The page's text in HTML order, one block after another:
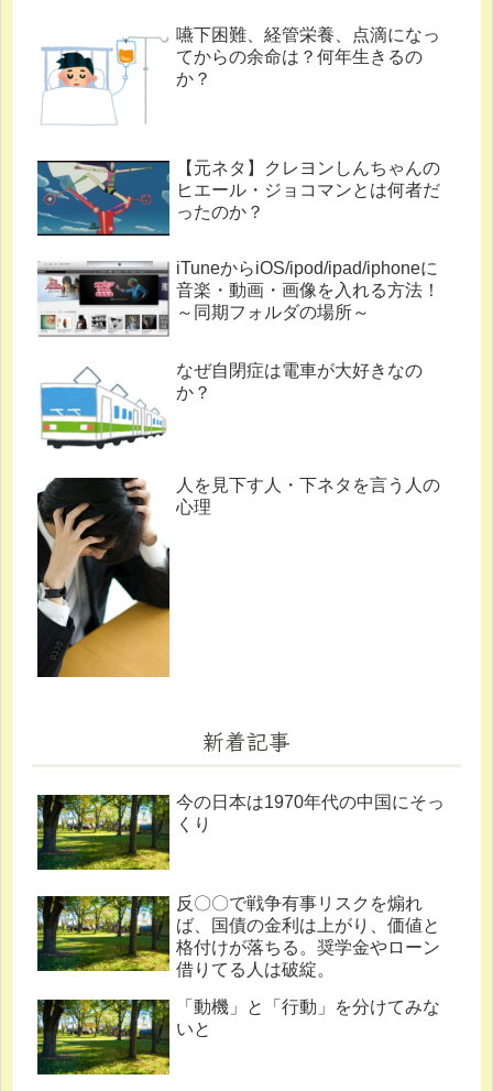
嚥下困難、経管栄養、点滴になっ
てからの余命は？何年生きるの
か？
【元ネタ】クレヨンしんちゃんの
ヒエール・ジョコマンとは何者だ
ったのか？
iTuneからiOS/ipod/ipad/iphoneに
音楽・動画・画像を入れる方法！
～同期フォルダの場所～
なぜ自閉症は電車が大好きなの
か？
人を見下す人・下ネタを言う人の
心理
新着記事
今の日本は1970年代の中国にそっ
くり
反〇〇で戦争有事リスクを煽れ
ば、国債の金利は上がり、価値と
格付けが落ちる。奨学金やローン
借りてる人は破綻。
「動機」と「行動」を分けてみな
いと